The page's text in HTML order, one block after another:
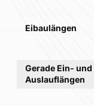
Eibaulängen
Gerade Ein- und
Auslauflängen